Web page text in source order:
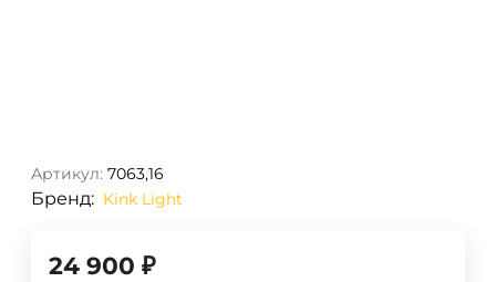
Артикул: 7063,16
Бренд: Kink Light
24 900 ₽